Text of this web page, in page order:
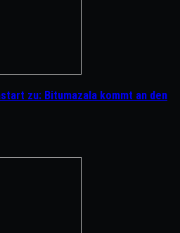
zu: Bitumazala kommt an den